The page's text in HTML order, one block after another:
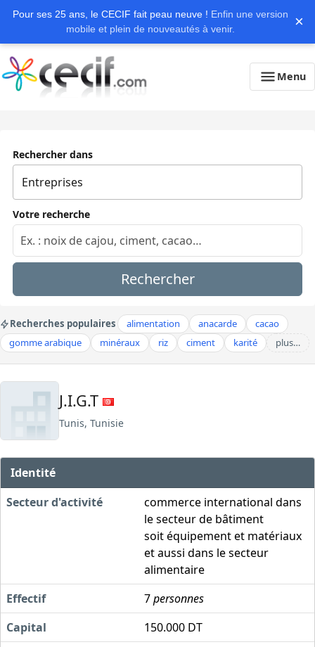
Pour ses 25 ans, le CECIF fait peau neuve ! Enfin une version
mobile et plein de nouveautés à venir.
×
Menu
Rechercher dans
Votre recherche
Rechercher
Recherches populaires alimentation anacarde
cacao
gomme arabique
minéraux riz ciment karité plus…
J.I.G.T
Tunis, Tunisie
Identité
Secteur d'activité
commerce international dans
le secteur de bâtiment
soit équipement et matériaux
et aussi dans le secteur
alimentaire
Effectif
7personnes
Capital
150.000 DT